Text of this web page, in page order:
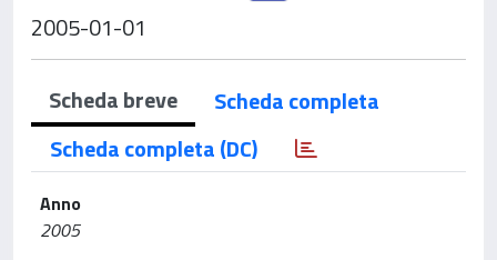
2005-01-01
Scheda breve
Scheda completa
Scheda completa (DC)
Anno
2005